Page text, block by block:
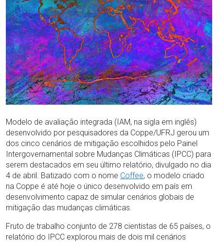
Modelo de avaliação integrada (IAM, na sigla em inglês)
desenvolvido por pesquisadores da Coppe/UFRJ gerou um
dos cinco cenários de mitigação escolhidos pelo Painel
Intergovernamental sobre Mudanças Climáticas (IPCC) para
serem destacados em seu último relatório, divulgado no dia
4 de abril. Batizado com o nome Coffee, o modelo criado
na Coppe é até hoje o único desenvolvido em país em
desenvolvimento capaz de simular cenários globais de
mitigação das mudanças climáticas.
Fruto de trabalho conjunto de 278 cientistas de 65 países, o
relatório do IPCC explorou mais de dois mil cenários